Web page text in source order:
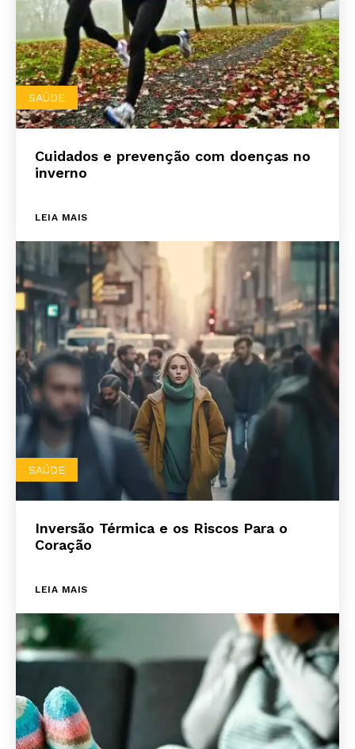
SAÚDE
Cuidados e prevenção com doenças no
inverno
LEIA MAIS
SAÚDE
Inversão Térmica e os Riscos Para o
Coração
LEIA MAIS